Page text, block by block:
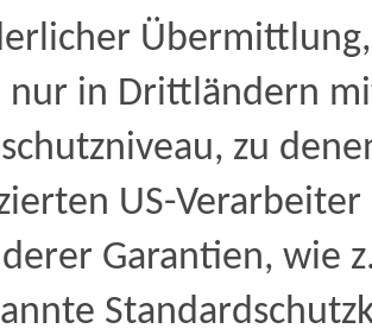
nur in Drittländern
zu
US-
Garantien, wie